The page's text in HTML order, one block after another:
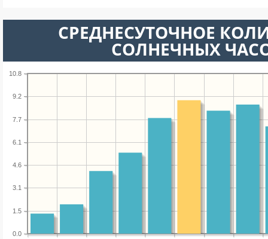
СРЕДНЕСУТОЧНОЕ
СОЛНЕЧНЫХ
0.0
1.5
3.1
4.6
6.1
7.7
9.2
10.8